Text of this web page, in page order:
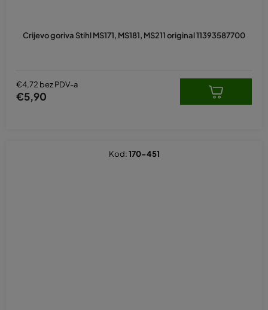
Crijevo goriva Stihl MS171, MS181, MS211 original 11393587700
€4,72 bez PDV-a
€5,90
Kod:170-451